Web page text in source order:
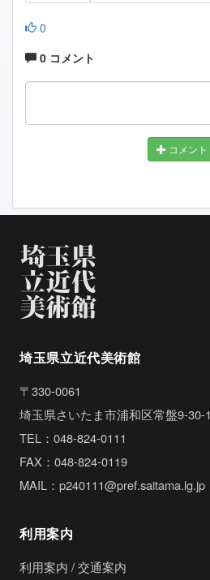
0
0 コメント
コメント
埼玉県立近代美術館
〒330-0061
埼玉県さいたま市浦和区常盤9-30-1
TEL：048-824-0111
FAX：048-824-0119
MAIL：p240111@pref.saitama.lg.jp
利用案内
利用案内 / 交通案内